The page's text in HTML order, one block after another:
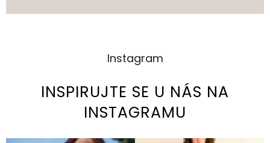
Instagram
INSPIRUJTE SE U NÁS NA
INSTAGRAMU